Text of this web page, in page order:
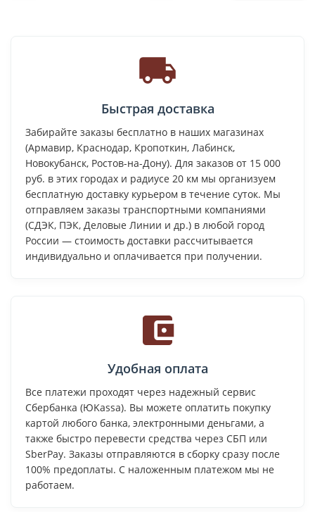
Быстрая доставка
Забирайте заказы бесплатно в наших магазинах
(Армавир, Краснодар, Кропоткин, Лабинск,
Новокубанск, Ростов-на-Дону). Для заказов от 15 000
руб. в этих городах и радиусе 20 км мы организуем
бесплатную доставку курьером в течение суток. Мы
отправляем заказы транспортными компаниями
(СДЭК, ПЭК, Деловые Линии и др.) в любой город
России — стоимость доставки рассчитывается
индивидуально и оплачивается при получении.
Удобная оплата
Все платежи проходят через надежный сервис
Сбербанка (ЮKassa). Вы можете оплатить покупку
картой любого банка, электронными деньгами, а
также быстро перевести средства через СБП или
SberPay. Заказы отправляются в сборку сразу после
100% предоплаты. С наложенным платежом мы не
работаем.